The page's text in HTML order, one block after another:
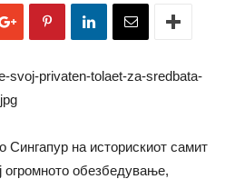
Сингапур на историскиот самит
обезбедување,